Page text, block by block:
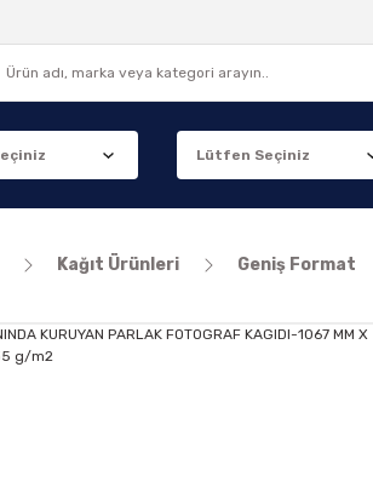
Kağıt Ürünleri Geniş Format